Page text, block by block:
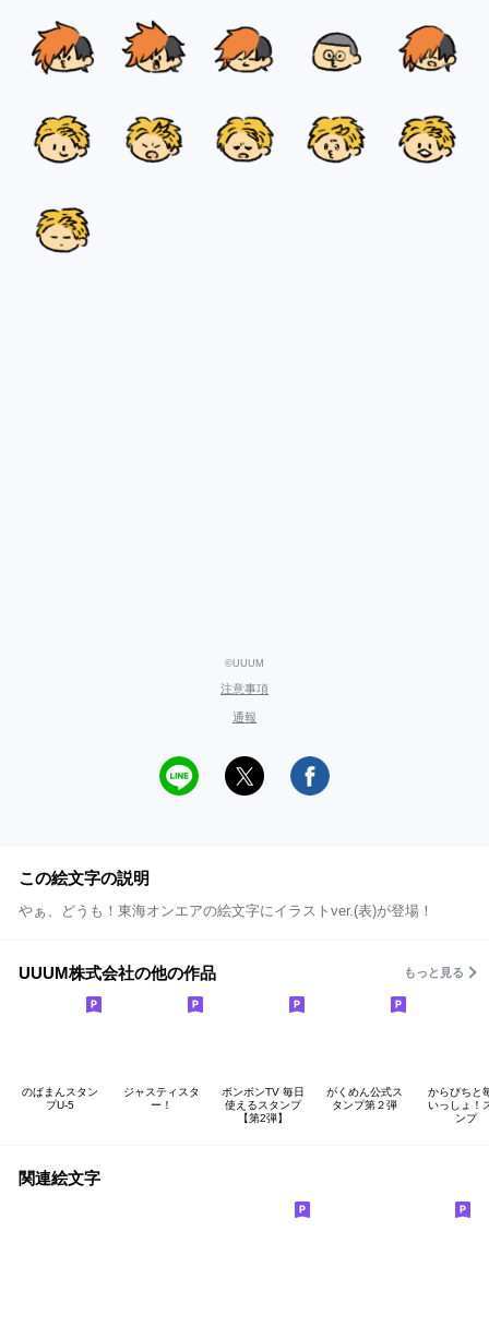
©UUUM
注意事項
通報
この絵文字の説明
やぁ、どうも！東海オンエアの絵文字にイラストver.(表)が登場！
UUUM株式会社の他の作品 もっと見る
のばまんスタン
プU-5
ジャスティスタ
ー！
ボンボンTV 毎日
使えるスタンプ
【第2弾】
がくめん公式ス
タンプ第２弾
からぴちと
いっしょ！
ンプ
関連絵文字